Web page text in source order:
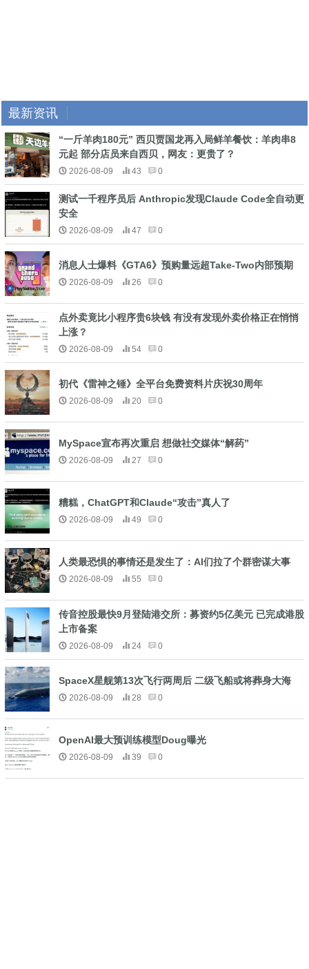
最新资讯
“一斤羊肉180元” 西贝贾国龙再入局鲜羊餐饮：羊肉串8
元起 部分店员来自西贝，网友：更贵了？
2026-08-09 43 0
测试一千程序员后 Anthropic发现Claude Code全自动更
安全
2026-08-09 47 0
消息人士爆料《GTA6》预购量远超Take-Two内部预期
2026-08-09 26 0
点外卖竟比小程序贵6块钱 有没有发现外卖价格正在悄悄
上涨？
2026-08-09 54 0
初代《雷神之锤》全平台免费资料片庆祝30周年
2026-08-09 20 0
MySpace宣布再次重启 想做社交媒体“解药”
2026-08-09 27 0
糟糕，ChatGPT和Claude“攻击”真人了
2026-08-09 49 0
人类最恐惧的事情还是发生了：AI们拉了个群密谋大事
2026-08-09 55 0
传音控股最快9月登陆港交所：募资约5亿美元 已完成港股
上市备案
2026-08-09 24 0
SpaceX星舰第13次飞行两周后 二级飞船或将葬身大海
2026-08-09 28 0
OpenAI最大预训练模型Doug曝光
2026-08-09 39 0